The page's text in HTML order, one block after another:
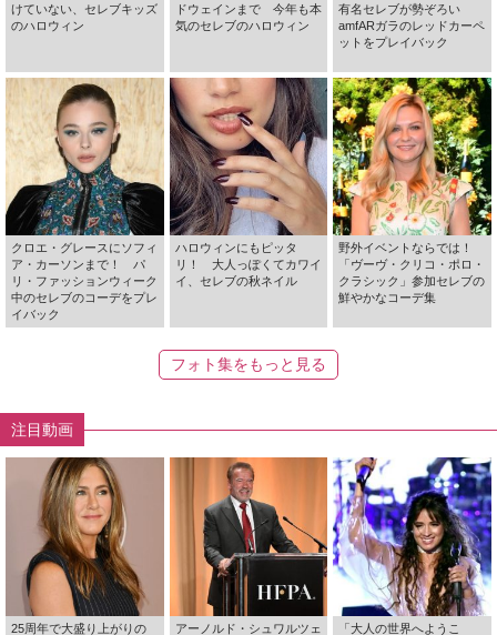
けていない、セレブキッズ
のハロウィン
ドウェインまで 今年も本
気のセレブのハロウィン
有名セレブが勢ぞろい
amfARガラのレッドカーペ
ットをプレイバック
クロエ・グレースにソフィ
ア・カーソンまで！ パ
リ・ファッションウィーク
中のセレブのコーデをプレ
イバック
ハロウィンにもピッタ
リ！ 大人っぽくてカワイ
イ、セレブの秋ネイル
野外イベントならでは！
「ヴーヴ・クリコ・ポロ・
クラシック」参加セレブの
鮮やかなコーデ集
フォト集をもっと見る
注目動画
25周年で大盛り上がりの
アーノルド・シュワルツェ
「大人の世界へようこ